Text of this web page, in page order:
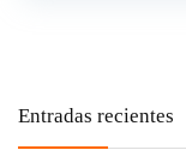
Entradas recientes